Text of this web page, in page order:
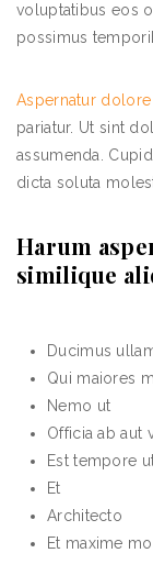
voluptatibus eos
possimus
Aspernatur
pariatur. Ut sint
assumenda.
dicta soluta
Harum
similique
Ducimus
Qui maiores
Nemo ut
Officia ab aut
Est tempore
Et
Architecto
Et maxime